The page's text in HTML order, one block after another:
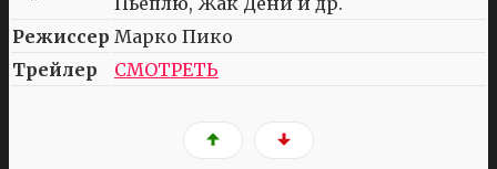
Режиссер Марко Пико
Трейлер
СМОТРЕТЬ